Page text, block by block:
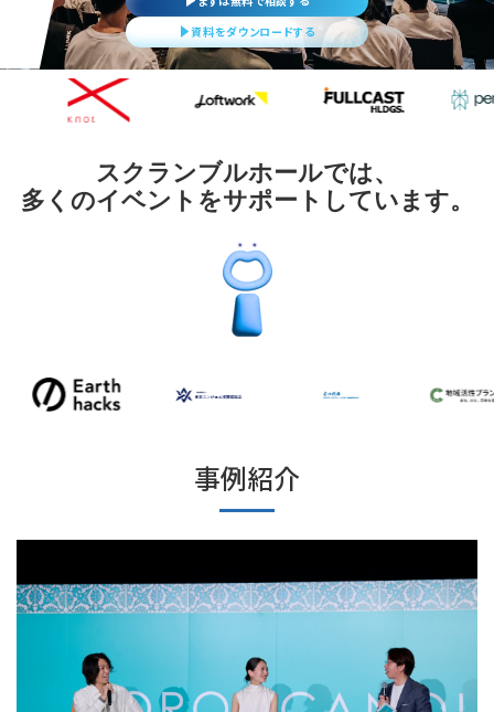
資料をダウンロードする
スクランブルホールでは、
多くのイベントをサポートしています。
事例紹介